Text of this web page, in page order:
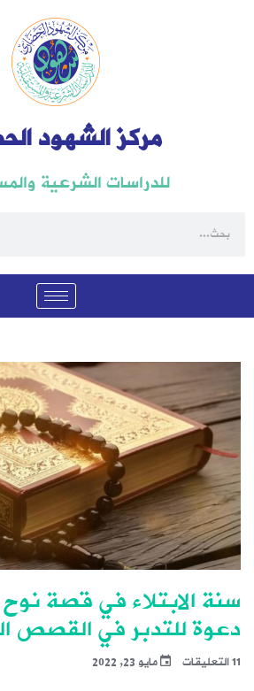
مركز الشهود
للدراسات الشرعية
سنة الابتلاء في قصة
دعوة للتدبر في القصص
11 التعليقات مايو 23, 2022